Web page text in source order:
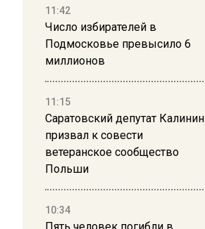
11:42
Число избирателей в
Подмосковье превысило 6
миллионов
11:15
Саратовский депутат Калинин
призвал к совести
ветеранское сообщество
Польши
10:34